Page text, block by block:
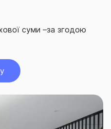
суми –за згодою